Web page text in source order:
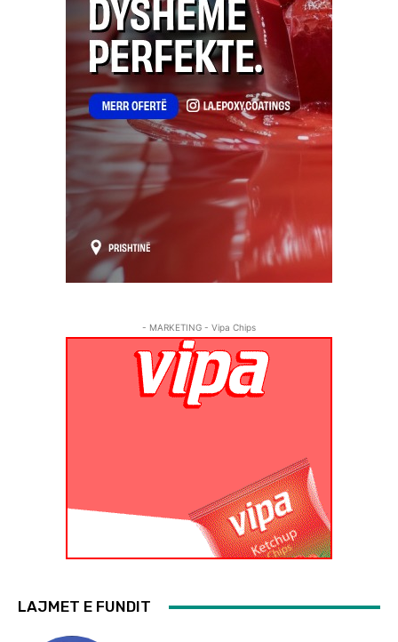
- MARKETING - Vipa Chips
LAJMET E FUNDIT